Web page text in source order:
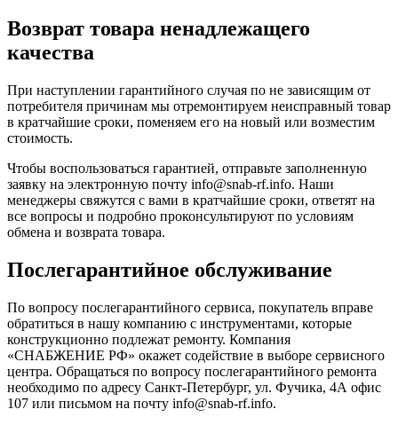
Возврат товара ненадлежащего
качества
При наступлении гарантийного случая по не зависящим от
потребителя причинам мы отремонтируем неисправный товар
в кратчайшие сроки, поменяем его на новый или возместим
стоимость.
Чтобы воспользоваться гарантией, отправьте заполненную
заявку на электронную почту info@snab-rf.info. Наши
менеджеры свяжутся с вами в кратчайшие сроки, ответят на
все вопросы и подробно проконсультируют по условиям
обмена и возврата товара.
Послегарантийное обслуживание
По вопросу послегарантийного сервиса, покупатель вправе
обратиться в нашу компанию с инструментами, которые
конструкционно подлежат ремонту. Компания
«СНАБЖЕНИЕ РФ» окажет содействие в выборе сервисного
центра. Обращаться по вопросу послегарантийного ремонта
необходимо по адресу Санкт-Петербург, ул. Фучика, 4А офис
107 или письмом на почту info@snab-rf.info.